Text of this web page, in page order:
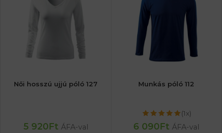
Női hosszú ujjú póló 127
5 920Ft ÁFA-val
Munkás póló 112
(1x)
6 090Ft ÁFA-val